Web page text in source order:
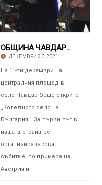
ОБЩИНА ЧАВДАР Домакин на инициативата „Колед
ДЕКЕМВРИ 30, 2021
На 11-ти декември на
централния площад в
село Чавдар беше открито
„Коледното село на
България“. За първи път в
нашата страна се
организира такова
събитие, по примера на
Австрия и.